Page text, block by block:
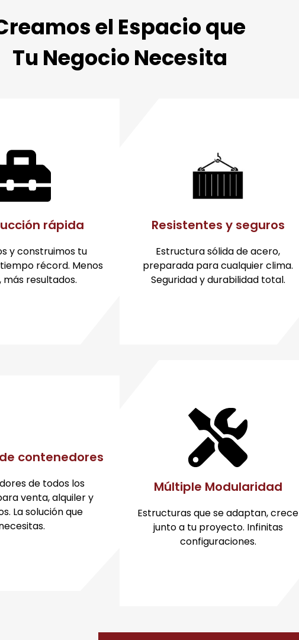
el Espacio que
Tu Negocio Necesita
rápida
y construimos tu
récord. Menos
más resultados.
Resistentes y seguros
Estructura sólida de acero,
preparada para cualquier clima.
Seguridad y durabilidad total.
contenedores
de todos los
venta, alquiler y
La solución que
Múltiple Modularidad
Estructuras que se adaptan, crece
junto a tu proyecto. Infinitas
configuraciones.